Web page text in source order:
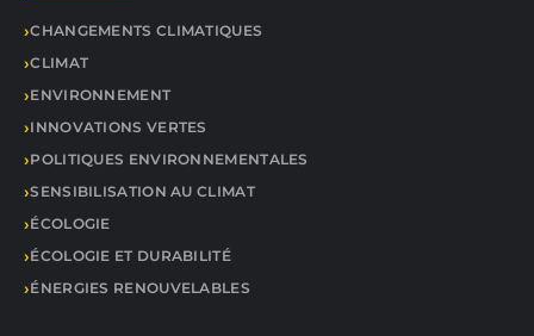
CHANGEMENTS CLIMATIQUES
CLIMAT
ENVIRONNEMENT
INNOVATIONS VERTES
POLITIQUES ENVIRONNEMENTALES
SENSIBILISATION AU CLIMAT
ÉCOLOGIE
ÉCOLOGIE ET DURABILITÉ
ÉNERGIES RENOUVELABLES